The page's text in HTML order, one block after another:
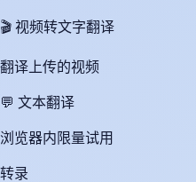
🎬 视频转文字翻译
翻译上传的视频
💬 文本翻译
浏览器内限量试用
转录